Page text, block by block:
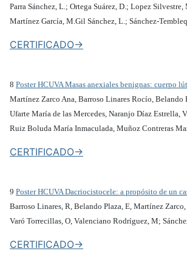
Parra Sánchez, L.; Ortega Suárez, D.; Lopez Silvestre,
Martínez García, M.Gil Sánchez, L.; Sánchez-
CERTIFICADO->
8 Poster HCUVA Masas anexiales benignas: cuerpo
Martínez Zarco Ana, Barroso Linares Rocío, Belando
Ufarte María de las Mercedes, Naranjo Díaz Estrella,
Ruiz Boluda María Inmaculada, Muñoz Contreras
CERTIFICADO->
9 Poster HCUVA Dacriocistocele: a propósito de un
Barroso Linares, R, Belando Plaza, E, Martínez
Varó Torrecillas, O, Valenciano Rodríguez, M;
CERTIFICADO->